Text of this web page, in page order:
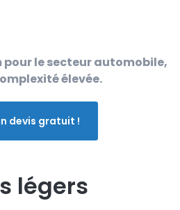
le secteur automobile,
élevée.
devis gratuit !
légers